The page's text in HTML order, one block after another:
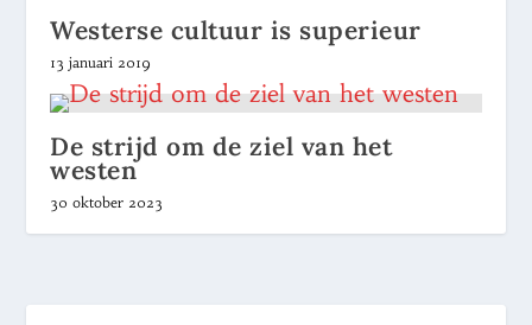
Westerse cultuur is superieur
13 januari 2019
De strijd om de ziel van het
westen
30 oktober 2023